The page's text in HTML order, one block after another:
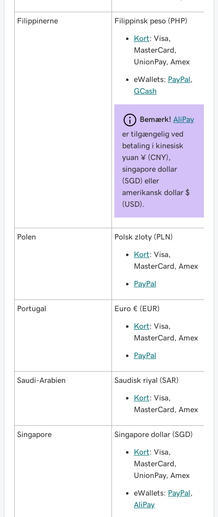
Filippinerne Filippinsk peso (PHP)
Kort: Visa,
MasterCard,
UnionPay, Amex
eWallets: PayPal
GCash
Bemærk! AliPay
er tilgængelig ved
betaling i kinesisk
yuan ¥ (CNY),
singapore dollar
(SGD) eller
amerikansk dollar $
(USD).
Polen Polsk zloty (PLN)
Kort: Visa,
MasterCard, Amex
PayPal
Portugal Euro € (EUR)
Kort: Visa,
MasterCard, Amex
PayPal
Saudi-Arabien Saudisk riyal (SAR)
Kort: Visa,
MasterCard, Amex
Singapore Singapore dollar (SGD)
Kort: Visa,
MasterCard,
UnionPay, Amex
eWallets: PayPal
AliPay